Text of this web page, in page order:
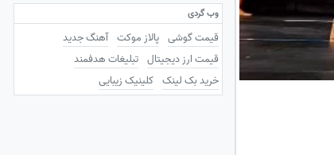
وب گردی
قیمت گوشی پالاز موکت آهنگ جدید
قیمت ارز دیجیتال تبلیغات هدفمند
خرید بک لینک کلینیک زیبایی